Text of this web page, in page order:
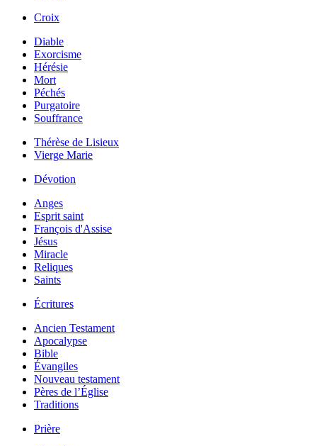
Croix
Diable
Exorcisme
Hérésie
Mort
Péchés
Purgatoire
Souffrance
Thérèse de Lisieux
Vierge Marie
Dévotion
Anges
Esprit saint
François d'Assise
Jésus
Miracle
Reliques
Saints
Écritures
Ancien Testament
Apocalypse
Bible
Évangiles
Nouveau testament
Pères de l’Église
Traditions
Prière